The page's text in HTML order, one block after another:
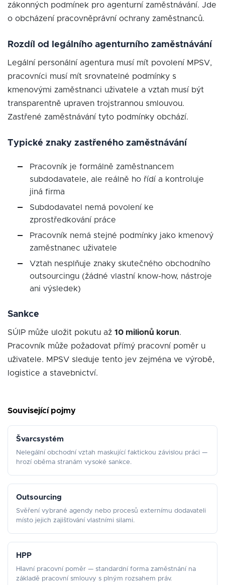
zákonných podmínek pro agenturní zaměstnávání. Jde
o obcházení pracovněprávní ochrany zaměstnanců.
Rozdíl od legálního agenturního zaměstnávání
Legální personální agentura musí mít povolení MPSV,
pracovníci musí mít srovnatelné podmínky s
kmenovými zaměstnanci uživatele a vztah musí být
transparentně upraven trojstrannou smlouvou.
Zastřené zaměstnávání tyto podmínky obchází.
Typické znaky zastřeného zaměstnávání
Pracovník je formálně zaměstnancem
subdodavatele, ale reálně ho řídí a kontroluje
jiná firma
Subdodavatel nemá povolení ke
zprostředkování práce
Pracovník nemá stejné podmínky jako kmenový
zaměstnanec uživatele
Vztah nesplňuje znaky skutečného obchodního
outsourcingu (žádné vlastní know-how, nástroje
ani výsledek)
Sankce
SÚIP může uložit pokutu až 10 milionů korun.
Pracovník může požadovat přímý pracovní poměr u
uživatele. MPSV sleduje tento jev zejména ve výrobě,
logistice a stavebnictví.
Související pojmy
Švarcsystém
Nelegální obchodní vztah maskující faktickou závislou práci —
hrozí oběma stranám vysoké sankce.
Outsourcing
Svěření vybrané agendy nebo procesů externímu dodavateli
místo jejich zajišťování vlastními silami.
HPP
Hlavní pracovní poměr — standardní forma zaměstnání na
základě pracovní smlouvy s plným rozsahem práv.